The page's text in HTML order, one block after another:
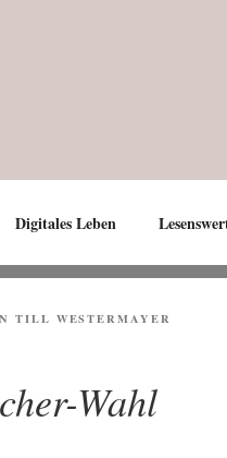
Digitales Leben
TILL WESTERMAYER
Wahl